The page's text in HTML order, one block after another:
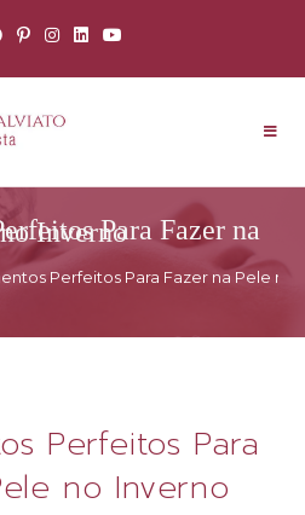
Para Fazer na Pele no Inverno
Perfeitos Para Fazer na Pele no
Perfeitos Para
no Inverno